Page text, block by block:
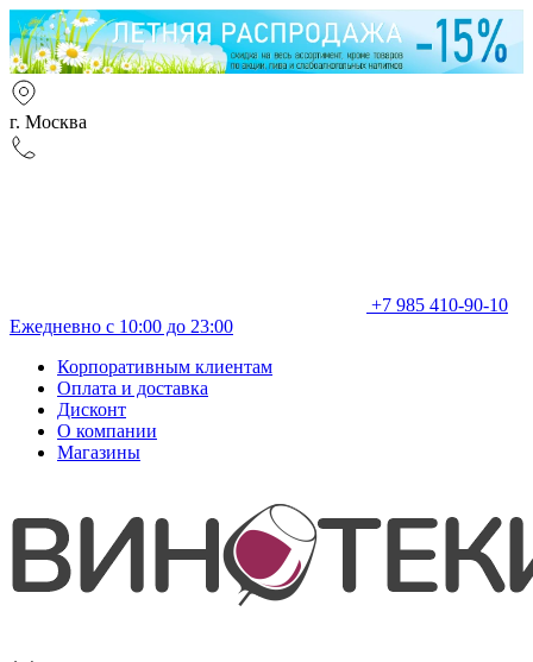
г. Москва
+7 985 410-90-10
Ежедневно с 10:00 до 23:00
Корпоративным клиентам
Оплата и доставка
Дисконт
О компании
Магазины